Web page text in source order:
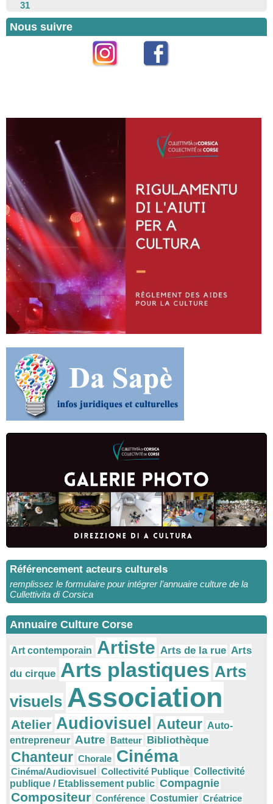
31
Nous suivre
Référencement acteurs culturels
remplissez le formulaire pour intégrer l’annuaire culture de la
Cullettivita di Corsica
Annuaire Culture Corse
Art contemporain Artiste Arts de la rue Arts
du cirque Arts plastiques Arts
visuels Association
Atelier Audiovisuel Auteur Auto-
entrepreneur Autre Batteur Bibliothèque
Chanteur Chorale Cinéma
Cinéma/Audiovisuel Collectivité Publique Collectivité
publique / Etablissement public Compagnie
Compositeur Conférence Costumier Créatrice